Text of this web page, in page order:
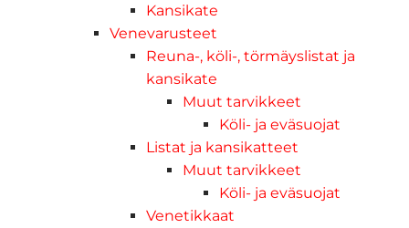
Kansikate
Venevarusteet
Reuna-, köli-, törmäyslistat ja
kansikate
Muut tarvikkeet
Köli- ja eväsuojat
Listat ja kansikatteet
Muut tarvikkeet
Köli- ja eväsuojat
Venetikkaat